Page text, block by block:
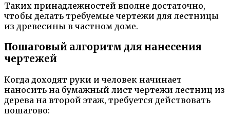
Таких принадлежностей вполне достаточно,
чтобы делать требуемые чертежи для лестницы
из древесины в частном доме.
Пошаговый алгоритм для нанесения
чертежей
Когда доходят руки и человек начинает
наносить на бумажный лист чертежи лестниц из
дерева на второй этаж, требуется действовать
пошагово: